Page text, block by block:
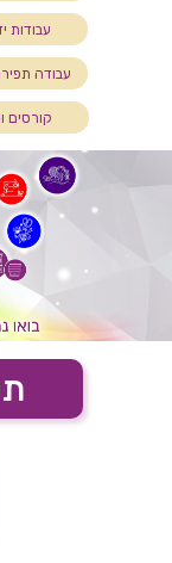
קורסים
עבודה
עבודות